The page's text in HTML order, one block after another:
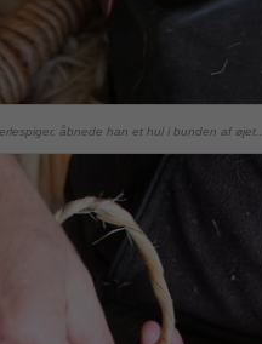
åbnede han et hul i bunden af øjet...